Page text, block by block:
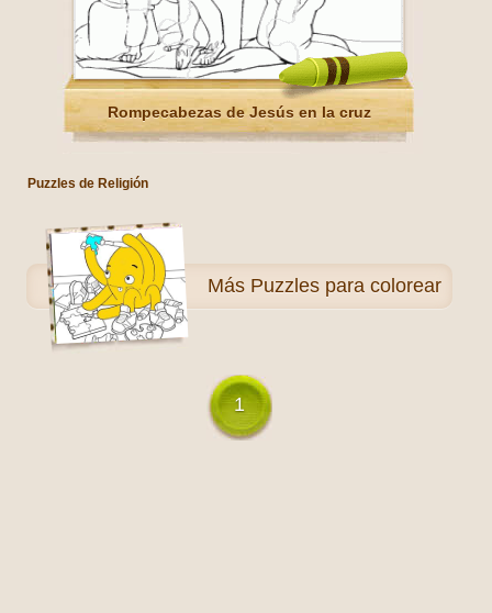
Rompecabezas de Jesús en la cruz
Puzzles de Religión
Más Puzzles para colorear
1